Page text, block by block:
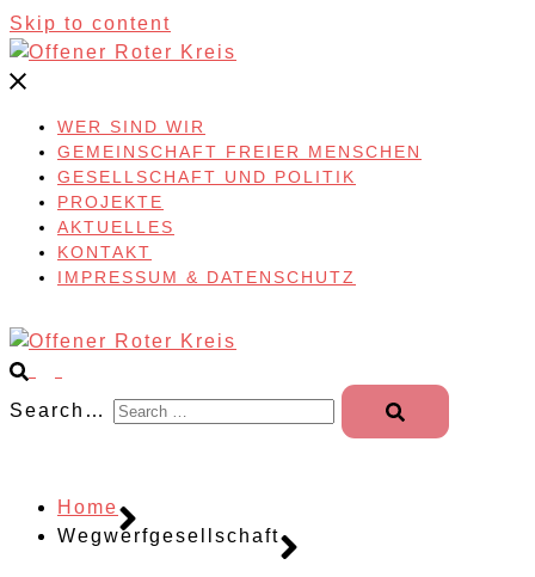
Skip to content
WER SIND WIR
GEMEINSCHAFT FREIER MENSCHEN
GESELLSCHAFT UND POLITIK
PROJEKTE
AKTUELLES
KONTAKT
IMPRESSUM & DATENSCHUTZ
Search…
Home
Wegwerfgesellschaft